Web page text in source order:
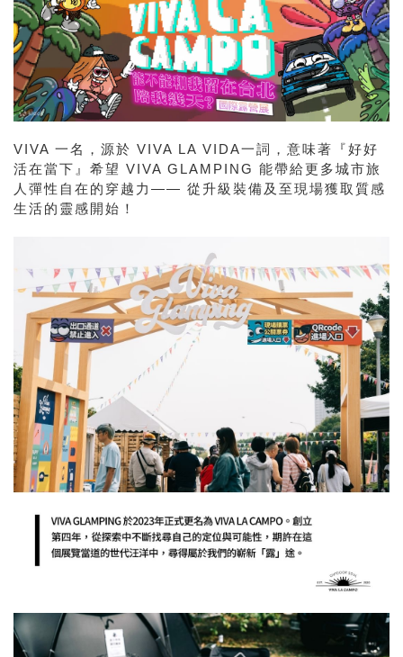
VIVA 一名，源於 VIVA LA VIDA一詞，意味著『好好
活在當下』希望 VIVA GLAMPING 能帶給更多城市旅
人彈性自在的穿越力—— 從升級裝備及至現場獲取質感
生活的靈感開始！